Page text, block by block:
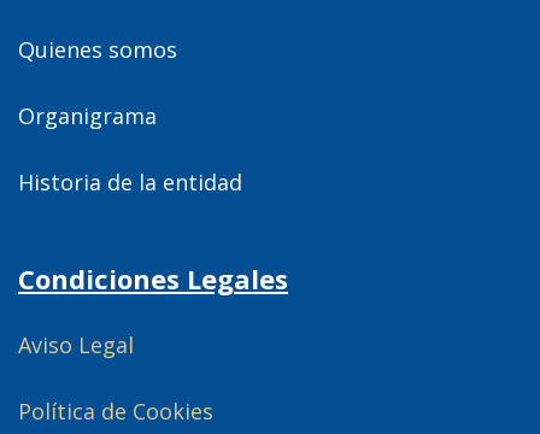
Quienes somos
Organigrama
Historia de la entidad
Condiciones Legales
Aviso Legal
Política de Cookies